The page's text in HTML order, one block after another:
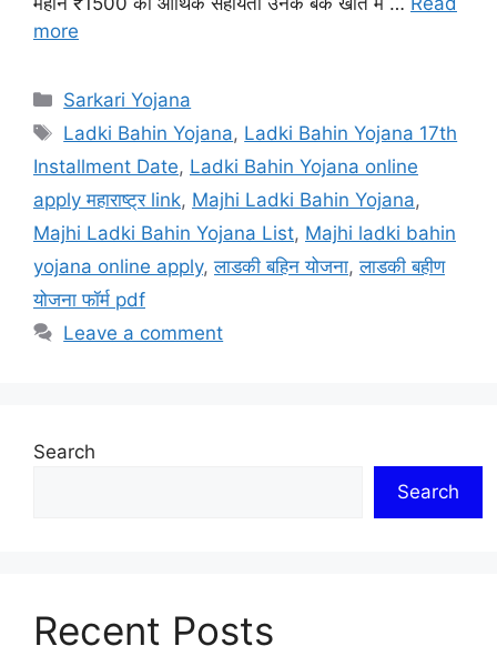
more
Categories
Sarkari Yojana
Tags
Ladki Bahin Yojana, Ladki Bahin Yojana 17th
Installment Date, Ladki Bahin Yojana online
apply महाराष्ट्र link, Majhi Ladki Bahin Yojana,
Majhi Ladki Bahin Yojana List, Majhi ladki bahin
yojana online apply,लाडकी बहिन योजना,लाडकी बहीण
योजना फॉर्म pdf
Leave a comment
Search
Search
Recent Posts